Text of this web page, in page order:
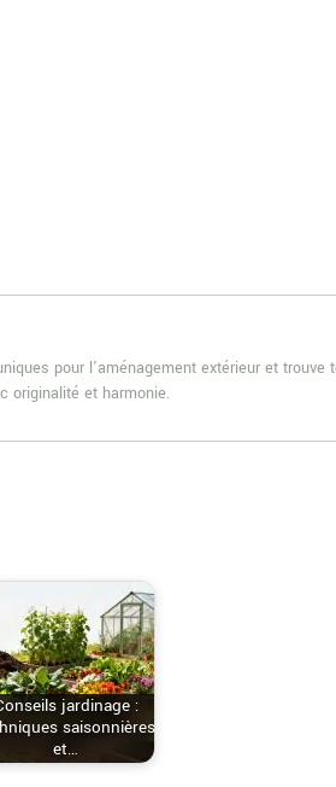
pour l'aménagement extérieur et trouve
originalité et harmonie.
jardinage :
saisonnières
et…